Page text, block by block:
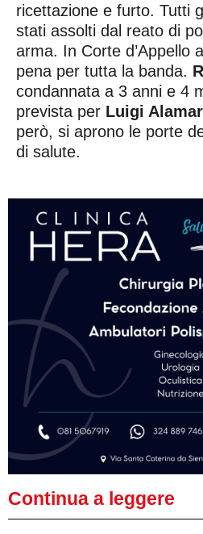
ricettazione e furto. Tutti
stati assolti dal reato di
arma. In Corte d’Appello
pena per tutta la banda.
condannata a 3 anni e 4
prevista per Luigi
però, si aprono le porte
di salute.
Continua a leggere